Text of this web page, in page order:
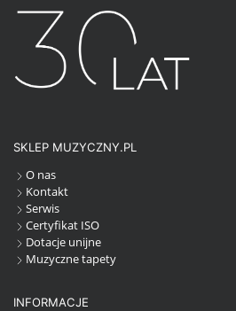
SKLEP MUZYCZNY.PL
O nas
Kontakt
Serwis
Certyfikat ISO
Dotacje unijne
Muzyczne tapety
INFORMACJE